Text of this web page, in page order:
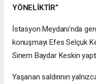
YÖNELİKTİR”
İstasyon Meydanı’nda
konuşmayı Efes Selçuk
Sinem Baydar Keskin
Yaşanan saldırının